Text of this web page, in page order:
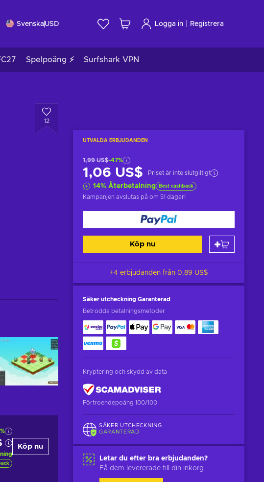
Svenska USD Logga in Registrera
Spelpoäng ⚡ Surfshark VPN
12
UTVALDA ERBJUDANDEN
1,99 US$-47%
1,06 US$ Priset är inte slutgiltigt
14% Återbetalning Best cashback
Kampanjen avslutas på om 51 dagar!
Köp nu
+4 erbjudanden från 0,89 US$
Säker utcheckning Garanterad
Betrodda betalningsmetoder
Kryptering och skydd av data
Förtroendepoäng 100/100
SÄKER UTCHECKNING
GARANTERAD
Letar du efter bra erbjudanden?
Få dem levererade till din inkorg
Köp nu